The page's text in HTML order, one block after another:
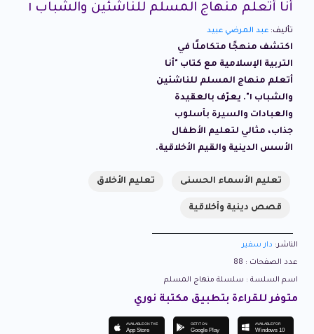
أنا أتعلم منهاج المسلم للناشئين والشباب ١
تأليف: عبد المرضي عبيد
اكتشف منهجًا متكاملًا في
التربية الإسلامية مع كتاب "أنا
أتعلم منهاج المسلم للناشئين
والشباب ١". يعرّف بالعقيدة
والعبادات والسيرة بأسلوب
جذاب، مثالي لتعليم الأطفال
الأسس الدينية والقيم الأخلاقية.
تعليم الأسماء الحسنى تعليم الأخلاق
قصص دينية وأخلاقية
الناشر: دار سفير
عدد الصفحات : 88
اسم السلسة : سلسلة منهاج المسلم
متوفر للقراءة بتطبيق مكتبة نوري
AVAILABLE ON THE
App Store
GET IT ON
Google Play
AVAILABLE FOR
Windows 10